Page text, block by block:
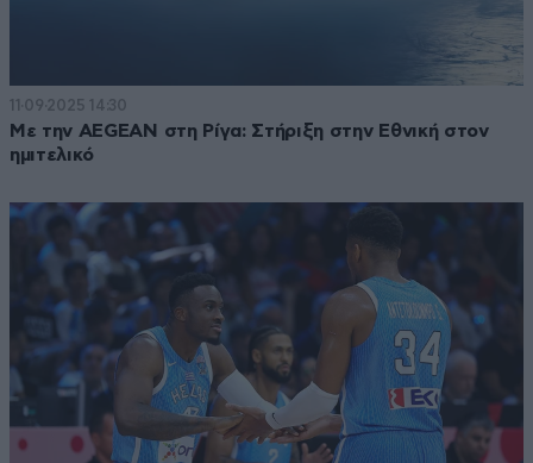
11·09·2025 14:30
Με την AEGEAN στη Ρίγα: Στήριξη στην Εθνική στον
ημιτελικό